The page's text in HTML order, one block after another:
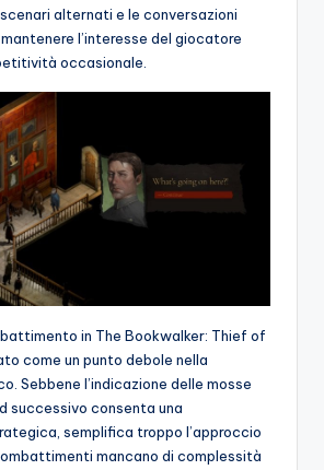
alternati e le conversazioni
l’interesse del giocatore
occasionale.
in The Bookwalker: Thief of
come un punto debole nella
Sebbene l’indicazione delle mosse
successivo consenta una
semplifica troppo l’approccio
mancano di complessità